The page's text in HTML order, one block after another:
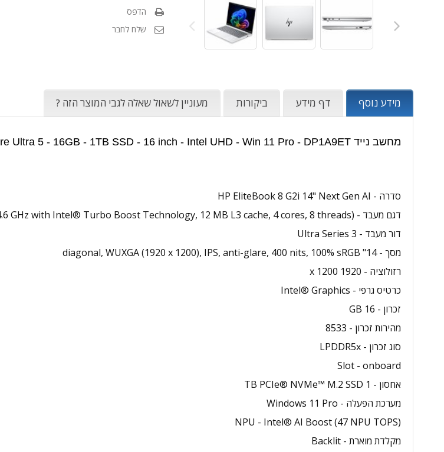
הדפס
שלח לחבר
מידע נוסף דף מידע ביקורות מעוניין לשאול שאלה לגבי המוצר הזה ?
מחשב נייד HP EliteBook 8 G2 - Core Ultra 5 - 16GB - 1TB SSD - 16 inch - Intel UHD - Win 11 Pro - DP1A9ET | מפרט טכני:
סדרה - HP EliteBook 8 G2i 14" Next Gen AI
דגם מעבד - Intel® Core™ Ultra 5 335 (up to 4.6 GHz with Intel® Turbo Boost Technology, 12 MB L3 cache, 4 cores, 8 threads)
דור מעבד - Ultra Series 3
מסך - 14" diagonal, WUXGA (1920 x 1200), IPS, anti-glare, 400 nits, 100% sRGB
רזולוציה - 1920 x 1200
כרטיס גרפי - Intel® Graphics
זכרון - 16 GB
מהירות זכרון - 8533
סוג זכרון - LPDDR5x
Slot - onboard
אחסון - 1 TB PCIe® NVMe™ M.2 SSD
מערכת הפעלה - Windows 11 Pro
NPU - Intel® AI Boost (47 NPU TOPS)
מקלדת מוארת - Backlit